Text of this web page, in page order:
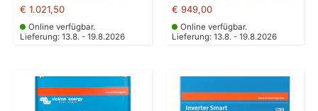
€ 1.021,50
Online verfügbar.
Lieferung: 13.8. - 19.8.2026
€ 949,00
Online verfügbar.
Lieferung: 13.8. - 19.8.2026